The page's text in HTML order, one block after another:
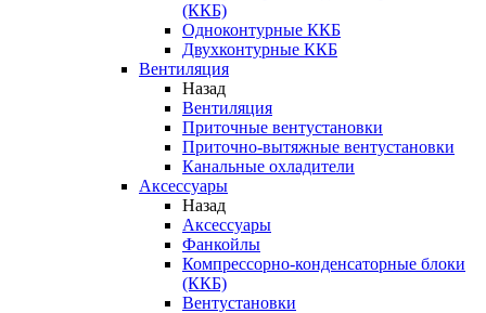
(ККБ)
Одноконтурные ККБ
Двухконтурные ККБ
Вентиляция
Назад
Вентиляция
Приточные вентустановки
Приточно-вытяжные вентустановки
Канальные охладители
Аксессуары
Назад
Аксессуары
Фанкойлы
Компрессорно-конденсаторные блоки
(ККБ)
Вентустановки